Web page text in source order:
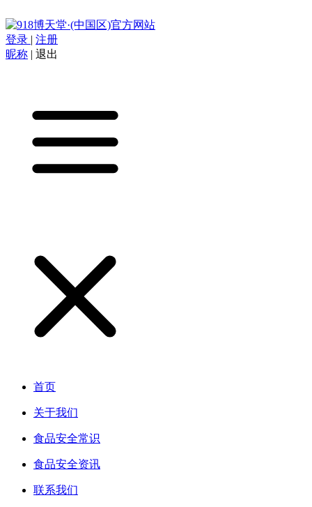
登录 | 注册
昵称 | 退出
首页
关于我们
食品安全常识
食品安全资讯
联系我们